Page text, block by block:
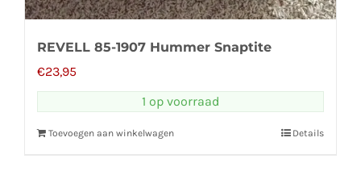
REVELL 85-1907 Hummer Snaptite
€23,95
1 op voorraad
Toevoegen aan winkelwagen Details